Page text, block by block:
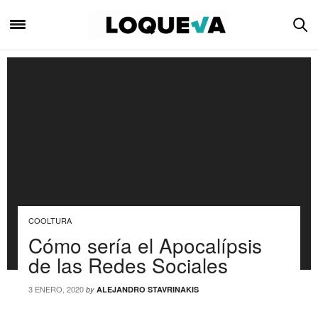
COOLTURA
Cómo sería el Apocalípsis
de las Redes Sociales
3 ENERO, 2020 by ALEJANDRO STAVRINAKIS